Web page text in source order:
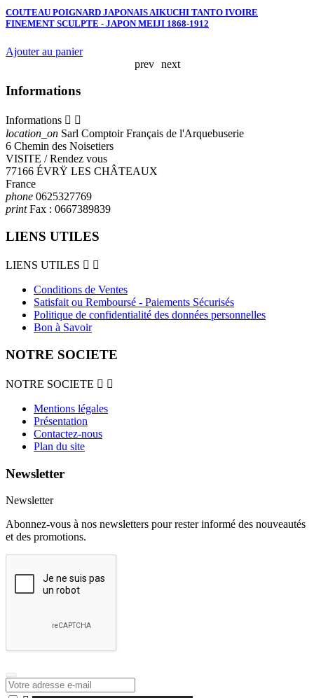
COUTEAU POIGNARD JAPONAIS AIKUCHI TANTO IVOIRE
FINEMENT SCULPTE - JAPON MEIJI 1868-1912
Ajouter au panier
prev next
Informations
Informations  
location_on Sarl Comptoir Français de l'Arquebuserie
6 Chemin des Noisetiers
VISITE / Rendez vous
77166 ÉVRŸ LES CHÂTEAUX
France
phone 0625327769
printFax : 0667389839
LIENS UTILES
LIENS UTILES  
Conditions de Ventes
Satisfait ou Remboursé - Paiements Sécurisés
Politique de confidentialité des données personnelles
Bon à Savoir
NOTRE SOCIETE
NOTRE SOCIETE  
Mentions légales
Présentation
Contactez-nous
Plan du site
Newsletter
Newsletter
Abonnez-vous à nos newsletters pour rester informé des nouveautés
et des promotions.